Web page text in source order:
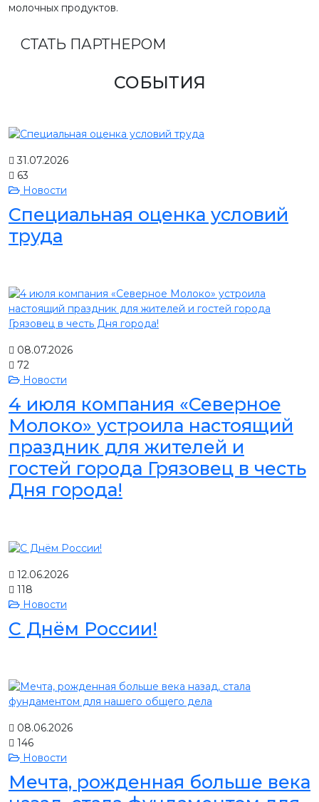
молочных продуктов.
СТАТЬ ПАРТНЕРОМ
СОБЫТИЯ
31.07.2026
63
Новости
Специальная оценка условий
труда
08.07.2026
72
Новости
4 июля компания «Северное
Молоко» устроила настоящий
праздник для жителей и
гостей города Грязовец в честь
Дня города!
12.06.2026
118
Новости
С Днём России!
08.06.2026
146
Новости
Мечта, рожденная больше века